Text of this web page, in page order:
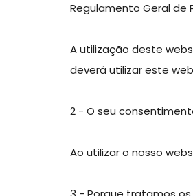
Regulamento Geral de
A utilização deste
deverá utilizar este
2 - O seu
Ao utilizar o nosso